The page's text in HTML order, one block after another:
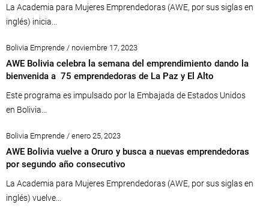
La Academia para Mujeres Emprendedoras (AWE, por sus siglas en
inglés) inicia...
Bolivia Emprende / noviembre 17, 2023
AWE Bolivia celebra la semana del emprendimiento dando la
bienvenida a 75 emprendedoras de La Paz y El Alto
Este programa es impulsado por la Embajada de Estados Unidos
en Bolivia...
Bolivia Emprende / enero 25, 2023
AWE Bolivia vuelve a Oruro y busca a nuevas emprendedoras
por segundo año consecutivo
La Academia para Mujeres Emprendedoras (AWE, por sus siglas en
inglés) vuelve...